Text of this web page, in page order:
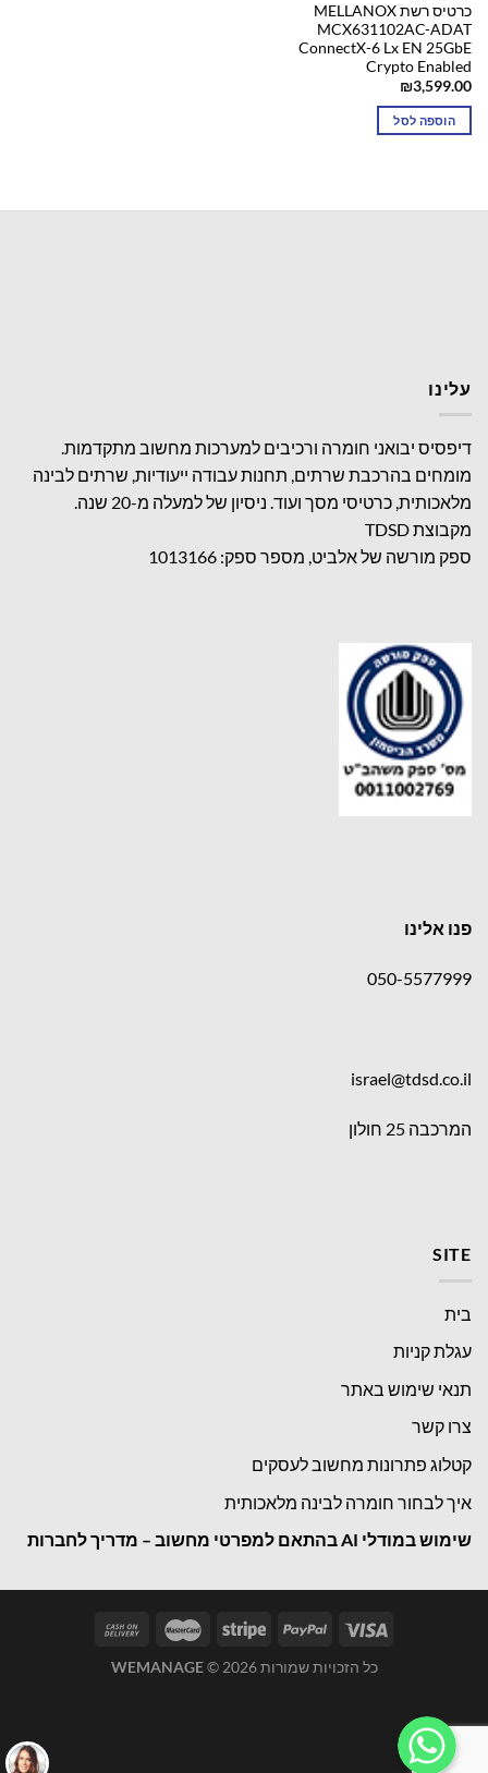
כרטיס רשת MELLANOX
MCX631102AC-ADAT
ConnectX-6 Lx EN 25GbE
Crypto Enabled
₪3,599.00
הוספה לסל
עלינו
דיפסיס יבואני חומרה ורכיבים למערכות מחשוב מתקדמות.
מומחים בהרכבת שרתים, תחנות עבודה ייעודיות, שרתים לבינה
מלאכותית, כרטיסי מסך ועוד. ניסיון של למעלה מ-20 שנה.
מקבוצת TDSD
ספק מורשה של אלביט, מספר ספק: 1013166
פנו אלינו
050-5577999
israel@tdsd.co.il
המרכבה 25 חולון
SITE
בית
עגלת קניות
תנאי שימוש באתר
צרו קשר
קטלוג פתרונות מחשוב לעסקים
איך לבחור חומרה לבינה מלאכותית
שימוש במודלי
כל הזכויות שמורות 2026 © WEMANAGE
WhatsApp